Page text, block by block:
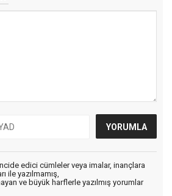
edici cümleler veya imalar, inançlara
ile yazılmamış,
ve büyük harflerle yazılmış yorumlar